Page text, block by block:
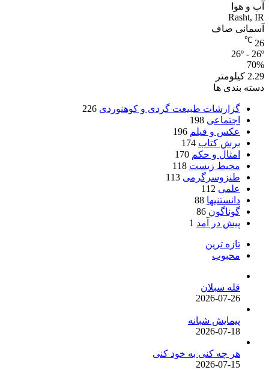
صاف
ها
گزارشات طبیعت گردی و کوهنوردی 226
اجتماعی 198
عکس و فیلم 196
برش کتاب 174
امثال و حکم 170
محیط زیست 118
طنزوسرگرمی 113
علمی
112
دانستنیها 88
گوناگون 86
پیش در آمد 1
تازه ترین
محبوب
قله سبلان
2026-07-26
پیمایش شبانه
2026-07-18
هر چه کنی به خود کنی
2026-07-15